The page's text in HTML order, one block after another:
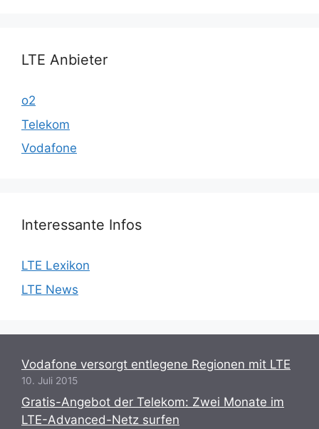
LTE Anbieter
o2
Telekom
Vodafone
Interessante Infos
LTE Lexikon
LTE News
Vodafone versorgt entlegene Regionen mit LTE
10. Juli 2015
Gratis-Angebot der Telekom: Zwei Monate im
LTE-Advanced-Netz surfen